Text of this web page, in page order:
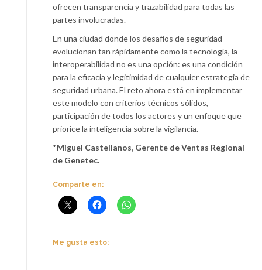
ofrecen transparencia y trazabilidad para todas las
partes involucradas.
En una ciudad donde los desafíos de seguridad
evolucionan tan rápidamente como la tecnología, la
interoperabilidad no es una opción: es una condición
para la eficacia y legitimidad de cualquier estrategia de
seguridad urbana. El reto ahora está en implementar
este modelo con criterios técnicos sólidos,
participación de todos los actores y un enfoque que
priorice la inteligencia sobre la vigilancia.
*Miguel Castellanos, Gerente de Ventas Regional
de Genetec.
Comparte en:
Me gusta esto: